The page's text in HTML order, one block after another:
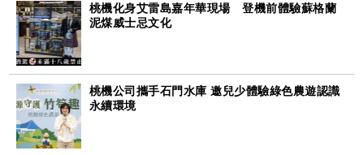
桃機化身艾雷島嘉年華現場 登機前體驗蘇格蘭
泥煤威士忌文化
桃機公司攜手石門水庫 邀兒少體驗綠色農遊認識
永續環境